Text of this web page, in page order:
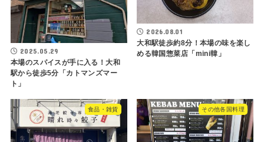
2025.05.29
本場のスパイスが手に入る！大和
駅から徒歩5分「カトマンズマー
ト」
2026.08.01
大和駅徒歩約8分！本場の味を楽し
める韓国惣菜店「mini韓」
食品・雑貨 その他各国料理